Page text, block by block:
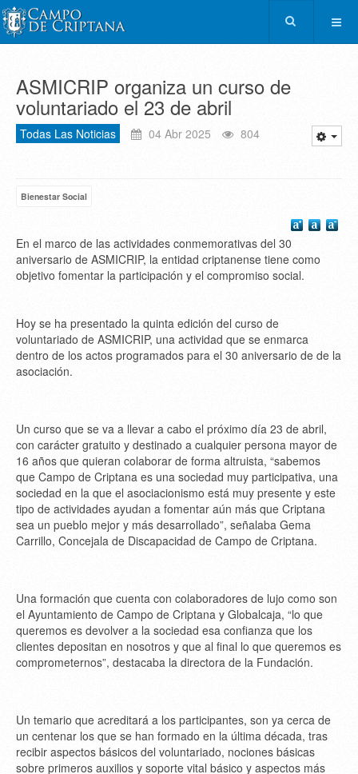
ASMICRIP organiza un curso de
voluntariado el 23 de abril
Todas Las Noticias 04 Abr 2025 804
Bienestar Social
En el marco de las actividades conmemorativas del 30
aniversario de ASMICRIP, la entidad criptanense tiene como
objetivo fomentar la participación y el compromiso social.
Hoy se ha presentado la quinta edición del curso de
voluntariado de ASMICRIP, una actividad que se enmarca
dentro de los actos programados para el 30 aniversario de de la
asociación.
Un curso que se va a llevar a cabo el próximo día 23 de abril,
con carácter gratuito y destinado a cualquier persona mayor de
16 años que quieran colaborar de forma altruista, “sabemos
que Campo de Criptana es una sociedad muy participativa, una
sociedad en la que el asociacionismo está muy presente y este
tipo de actividades ayudan a fomentar aún más que Criptana
sea un pueblo mejor y más desarrollado”, señalaba Gema
Carrillo, Concejala de Discapacidad de Campo de Criptana.
Una formación que cuenta con colaboradores de lujo como son
el Ayuntamiento de Campo de Criptana y Globalcaja, “lo que
queremos es devolver a la sociedad esa confianza que los
clientes depositan en nosotros y que al final lo que queremos es
comprometernos”, destacaba la directora de la Fundación.
Un temario que acreditará a los participantes, son ya cerca de
un centenar los que se han formado en la última década, tras
recibir aspectos básicos del voluntariado, nociones básicas
sobre primeros auxilios y soporte vital básico y aspectos más